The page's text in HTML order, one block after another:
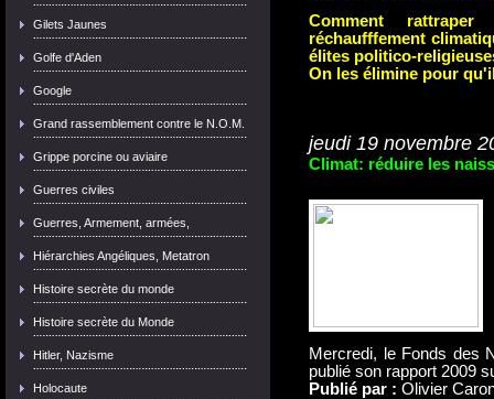
Gilets Jaunes
Golfe d'Aden
Google
Grand rassemblement contre le N.O.M.
Grippe porcine ou aviaire
Guerres civiles
Guerres, Armement, armées,
Hiérarchies Angéliques, Metatron
Histoire secrète du monde
Histoire secrète du Monde
Hitler, Nazisme
Holocaute
Comment
réchaufffement
élites politico-
On les élimine pour
jeudi 19 novembre
Climat: réduire les
Mercredi, le Fonds des
publié son rapport 2009
Publié par : Olivier